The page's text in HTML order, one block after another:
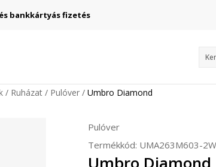
bankkártyás fizetés
Ruházat Pulóver Umbro Diamond
Pulóver
Termékkód: UMA263M603-2W